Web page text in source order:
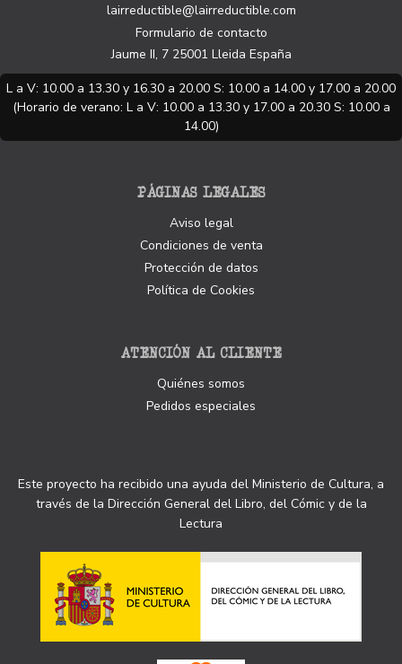
lairreductible@lairreductible.com
Formulario de contacto
Jaume II, 7 25001 Lleida España
L a V: 10.00 a 13.30 y 16.30 a 20.00 S: 10.00 a 14.00 y 17.00 a 20.00
(Horario de verano: L a V: 10.00 a 13.30 y 17.00 a 20.30 S: 10.00 a
14.00)
PÁGINAS LEGALES
Aviso legal
Condiciones de venta
Protección de datos
Política de Cookies
ATENCIÓN AL CLIENTE
Quiénes somos
Pedidos especiales
Este proyecto ha recibido una ayuda del Ministerio de Cultura, a
través de la Dirección General del Libro, del Cómic y de la
Lectura